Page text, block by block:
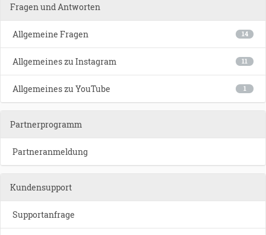
Fragen und Antworten
14
Allgemeine Fragen
11
Allgemeines zu Instagram
1
Allgemeines zu YouTube
Partnerprogramm
Partneranmeldung
Kundensupport
Supportanfrage